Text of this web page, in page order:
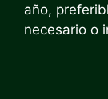
año,
necesario o